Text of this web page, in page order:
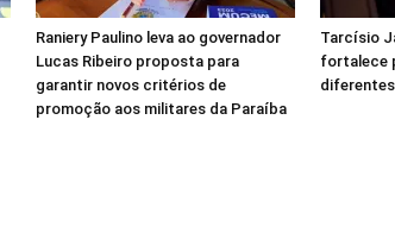
Raniery Paulino leva ao governador
Lucas Ribeiro proposta para
garantir novos critérios de
promoção aos militares da Paraíba
Tarcísio
fortalece